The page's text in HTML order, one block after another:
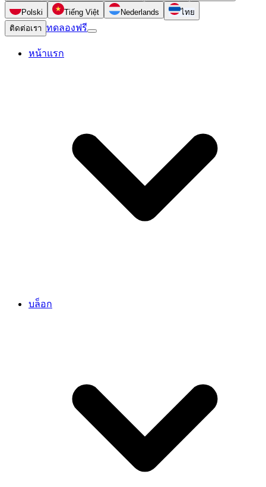
Polski
Tiếng Việt Nederlands
ไทย
ติดต่อเรา ทดลองฟรี
หน้าแรก
บล็อก